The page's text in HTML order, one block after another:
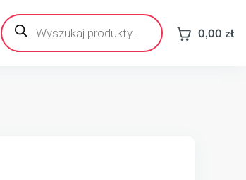
Wyszukiwarka
produktów 0,00 zł